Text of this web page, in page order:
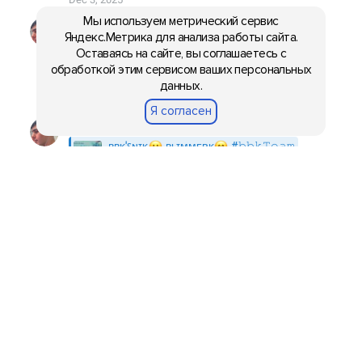
Мы используем метрический сервис
Яндекс.Метрика для анализа работы сайта.
Оставаясь на сайте, вы соглашаетесь с
обработкой этим сервисом ваших персональных
данных.
Я согласен